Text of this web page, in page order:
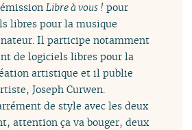
Libre à vous ! pour
libres pour la musique
Il participe notamment
de logiciels libres pour la
artistique et il publie
Joseph Curwen.
de style avec les deux
attention ça va bouger, deux